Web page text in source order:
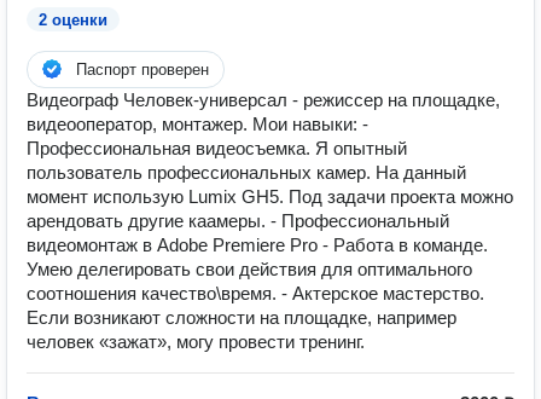
2 оценки
Паспорт проверен
Видеограф Человек-универсал - режиссер на площадке,
видеооператор, монтажер. Мои навыки: -
Профессиональная видеосъемка. Я опытный
пользователь профессиональных камер. На данный
момент использую Lumix GH5. Под задачи проекта можно
арендовать другие каамеры. - Профессиональный
видеомонтаж в Adobe Premiere Pro - Работа в команде.
Умею делегировать свои действия для оптимального
соотношения качество\время. - Актерское мастерство.
Если возникают сложности на площадке, например
человек «зажат», могу провести тренинг.